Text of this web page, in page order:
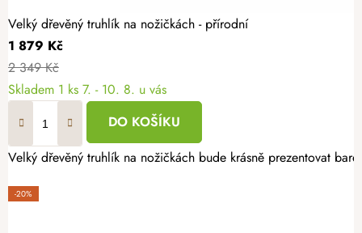
Velký dřevěný truhlík na nožičkách - přírodní
1 879 Kč
2 349 Kč
Skladem 1 ks 7. - 10. 8. u vás
DO KOŠÍKU
Velký dřevěný truhlík na nožičkách bude krásně prezentovat
-20%